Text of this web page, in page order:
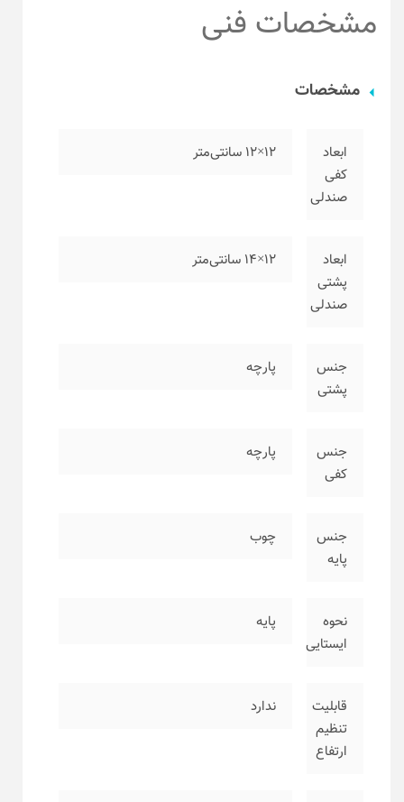
مشخصات فنی
مشخصات
ابعاد
کفی
صندلی
۱۲×۱۲ سانتی‌متر
ابعاد
پشتی
صندلی
۱۲×۱۴ سانتی‌متر
جنس
پشتی
پارچه
جنس
کفی
پارچه
جنس
پایه
چوب
نحوه
ایستایی
پایه
قابلیت
تنظیم
ارتفاع
ندارد